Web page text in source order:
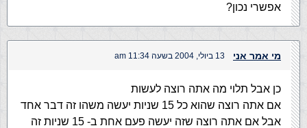
אפשרי נכון?
מי אמר אני 13 ביולי, 2004 בשעה 11:34 am
כן אבל תלוי מה אתה רוצה לעשות
אם אתה רוצה שהוא כל 15 שניות יעשה משהו זה דבר אחד
אבל אם אתה רוצה שזה יעשה פעם אחת ב- 15 שניות זה